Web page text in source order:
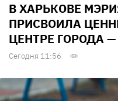
В ХАРЬКОВЕ
ПРИСВОИЛА
ЦЕНТРЕ ГОРОДА
Сегодня 11:56